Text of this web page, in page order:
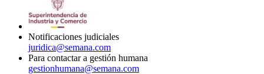
Notificaciones judiciales
juridica@semana.com
Para contactar a gestión humana
gestionhumana@semana.com